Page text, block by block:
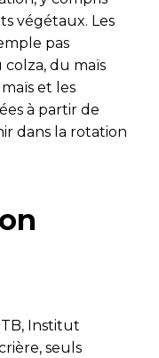
végétaux. Les
pas
colza, du maïs
et les
à partir de
dans la rotation
Institut
seuls